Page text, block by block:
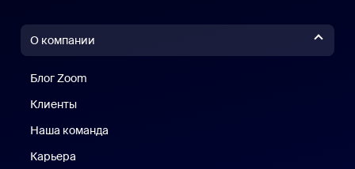
О компании
Блог Zoom
Клиенты
Наша команда
Карьера